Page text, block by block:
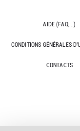
AIDE (FAQ,...)
CONDITIONS GÉNÉRALES
CONTACTS